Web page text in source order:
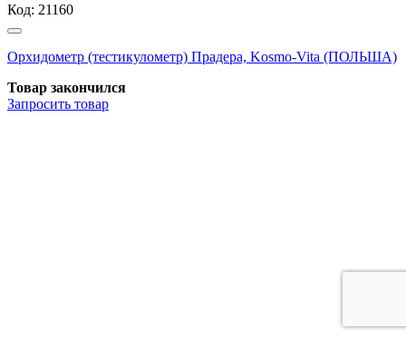
Код: 21160
Орхидометр (тестикулометр) Прадера, Kosmo-Vita (ПОЛЬША)
Товар закончился
Запросить товар